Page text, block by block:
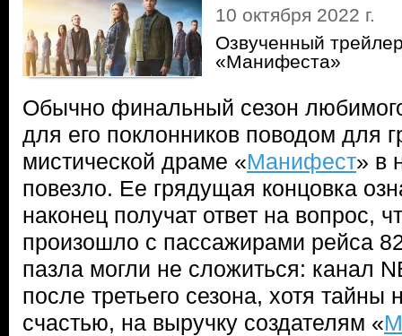
10 октября 2022 г.
Озвученный
«Манифеста»
Обычно финальный сезон
для его поклонников поводом для
мистической драме «Манифест» в
повезло. Ее грядущая концовка
наконец получат ответ на вопрос,
произошло с пассажирами рейса
пазла могли не сложиться: канал
после третьего сезона, хотя
счастью, на выручку создателям «